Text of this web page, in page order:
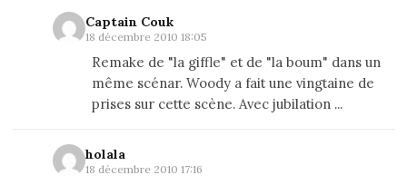
Captain Couk
18 décembre 2010 18:05
Remake de "la giffle" et de "la boum" dans un
même scénar. Woody a fait une vingtaine de
prises sur cette scène. Avec jubilation ...
holala
18 décembre 2010 17:16